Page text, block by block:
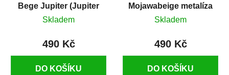
Bege Jupiter (Jupiter
beige) metalíza 375 ml
Skladem
490 Kč
DO KOŠÍKU
Mojawabeige metalíza
375 ml
Skladem
490 Kč
DO KOŠÍKU